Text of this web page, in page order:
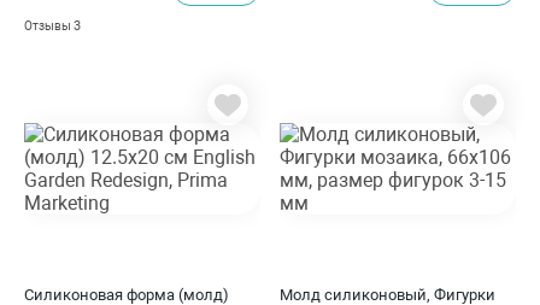
Отзывы 3
Силиконовая форма (молд)
Молд силиконовый, Фигурки